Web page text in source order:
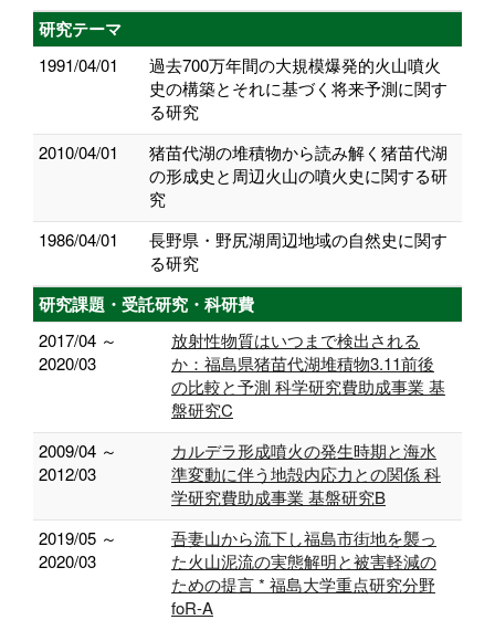
研究テーマ
1991/04/01
過去700万年間の大規模爆発的火山噴火
史の構築とそれに基づく将来予測に関す
る研究
2010/04/01
猪苗代湖の堆積物から読み解く猪苗代湖
の形成史と周辺火山の噴火史に関する研
究
1986/04/01
長野県・野尻湖周辺地域の自然史に関す
る研究
研究課題・受託研究・科研費
2017/04 ～
2020/03
放射性物質はいつまで検出される
か：福島県猪苗代湖堆積物3.11前後
の比較と予測 科学研究費助成事業 基
盤研究C
2009/04 ～
2012/03
カルデラ形成噴火の発生時期と海水
準変動に伴う地殻内応力との関係 科
学研究費助成事業 基盤研究B
2019/05 ～
2020/03
吾妻山から流下し福島市街地を襲っ
た火山泥流の実態解明と被害軽減の
ための提言 * 福島大学重点研究分野
foR-A